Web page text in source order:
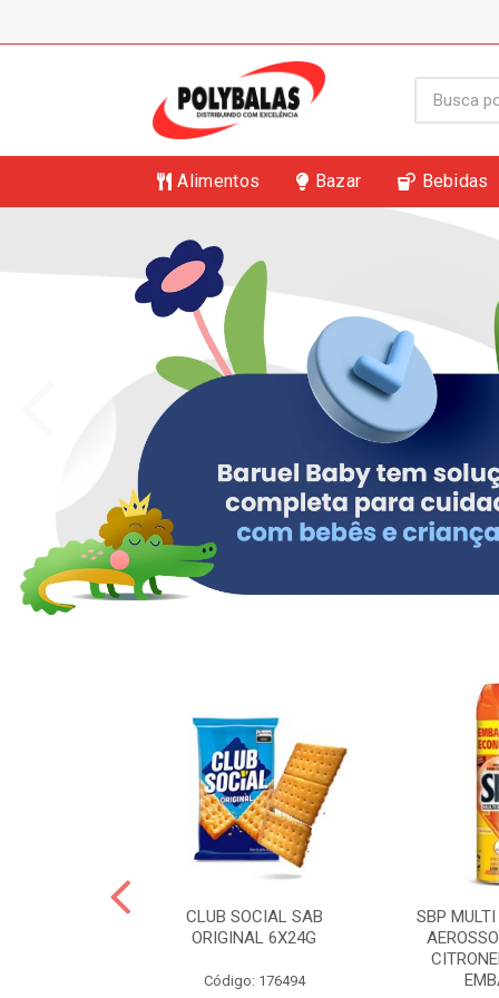
Alimentos Bazar Bebidas
CLUB SOCIAL SAB
ORIGINAL 6X24G
Código: 176494
SBP